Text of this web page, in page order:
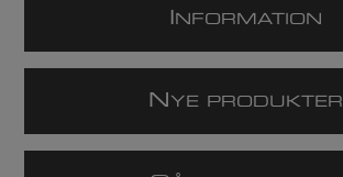
NFORMATION
N YE PRODUKTER